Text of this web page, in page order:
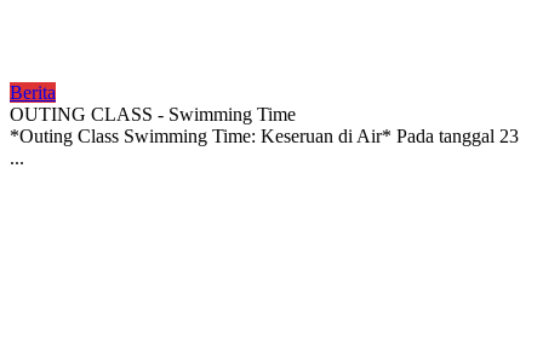
Berita
OUTING CLASS - Swimming Time
*Outing Class Swimming Time: Keseruan di Air* Pada tanggal 23
...